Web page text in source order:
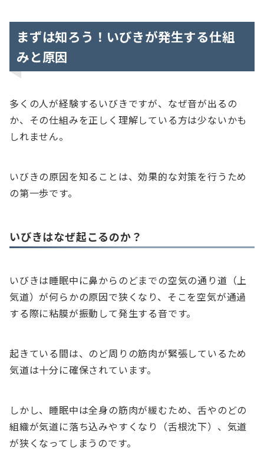
まずは知ろう！いびきが発生する仕組
みと原因
多くの人が経験するいびきですが、なぜ音が出るの
か、その仕組みを正しく理解している方は少ないかも
しれません。
いびきの原因を知ることは、効果的な対策を行うため
の第一歩です。
いびきはなぜ起こるのか？
いびきは睡眠中に鼻からのどまでの空気の通り道（上
気道）が何らかの原因で狭くなり、そこを空気が通過
する際に粘膜が振動して発生する音です。
起きている間は、のど周りの筋肉が緊張しているため
気道は十分に確保されています。
しかし、睡眠中は全身の筋肉が緩むため、舌やのどの
組織が気道に落ち込みやすくなり（舌根沈下）、気道
が狭くなってしまうのです。